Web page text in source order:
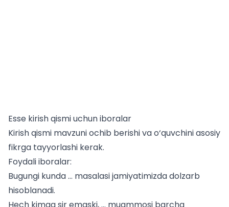
Esse kirish qismi uchun iboralar
Kirish qismi mavzuni ochib berishi va o‘quvchini asosiy
fikrga tayyorlashi kerak.
Foydali iboralar:
Bugungi kunda … masalasi jamiyatimizda dolzarb
hisoblanadi.